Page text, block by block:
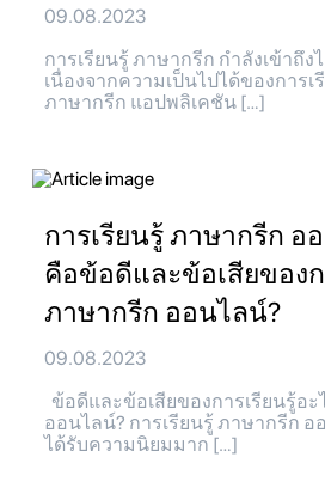
09.08.2023
การเรียนรู้ ภาษากรีก กำลังเข้าถึง
เนื่องจากความเป็นไปได้ของการ
ภาษากรีก แอปพลิเคชัน […]
การเรียนรู้ ภาษากรีก อ
คือข้อดีและข้อเสียของก
ภาษากรีก ออนไลน์?
09.08.2023
ข้อดีและข้อเสียของการเรียนรู้อะ
ออนไลน์? การเรียนรู้ ภาษากรีก อ
ได้รับความนิยมมาก […]